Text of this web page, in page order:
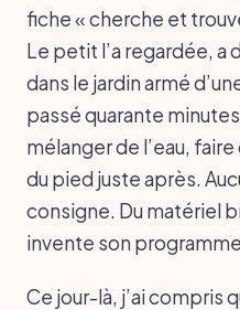
fiche « cherche et
Le petit l’a regardée, a
dans le jardin armé
passé quarante
mélanger de l’eau,
du pied juste après.
consigne. Du matériel
invente son
Ce jour-là, j’ai compris